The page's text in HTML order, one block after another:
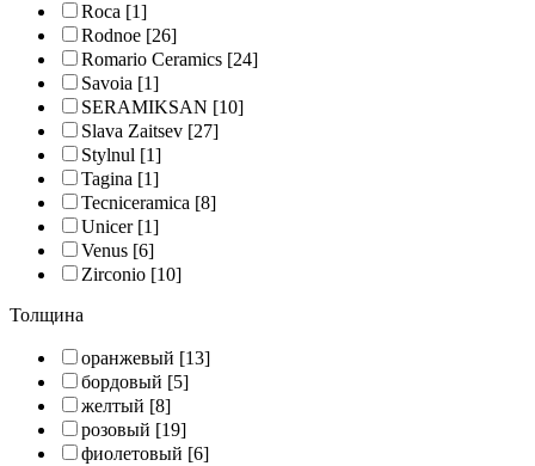
Roca [1]
Rodnoe [26]
Romario Ceramics [24]
Savoia [1]
SERAMIKSAN [10]
Slava Zaitsev [27]
Stylnul [1]
Tagina [1]
Tecniceramica [8]
Unicer[1]
Venus [6]
Zirconio [10]
Толщина
оранжевый [13]
бордовый [5]
желтый [8]
розовый [19]
фиолетовый [6]